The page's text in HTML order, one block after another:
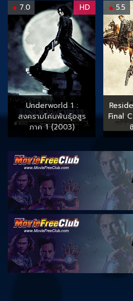
7.0 HD
Underworld 1 :
สงครามโค่นพันธุ์อสูร
ภาค 1 (2003)
5.5
Final